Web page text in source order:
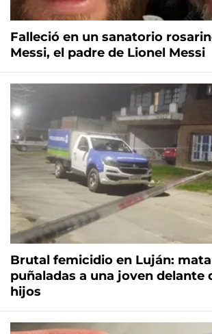
Falleció en un sanatorio
Messi, el padre de Lionel Messi
Brutal femicidio en Luján:
puñaladas a una joven delante
hijos